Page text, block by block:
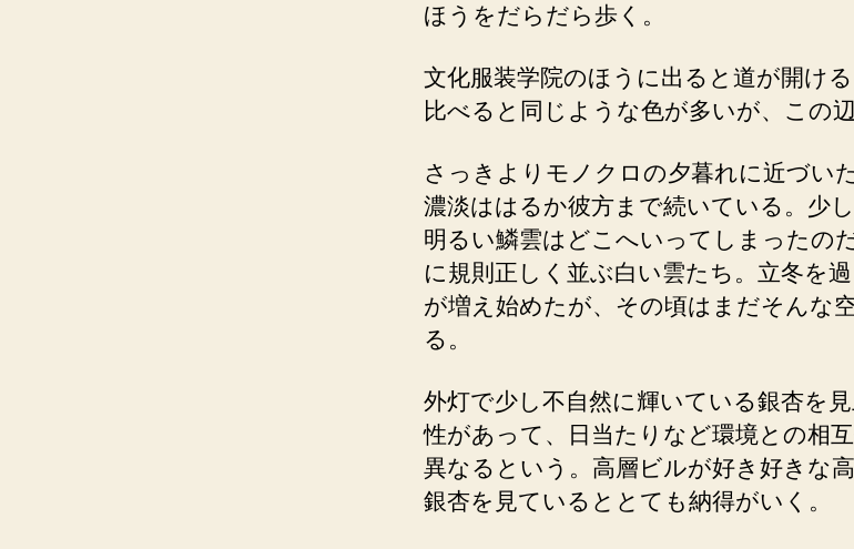
ほうをだらだら歩く。
文化服装学院のほうに出ると道が開け
比べると同じような色が多いが、この
さっきよりモノクロの夕暮れに近づい
濃淡ははるか彼方まで続いている。少
明るい鱗雲はどこへいってしまったの
に規則正しく並ぶ白い雲たち。立冬を
が増え始めたが、その頃はまだそんな
る。
外灯で少し不自然に輝いている銀杏を
性があって、日当たりなど環境との相
異なるという。高層ビルが好き好きな
銀杏を見ているととても納得がいく。